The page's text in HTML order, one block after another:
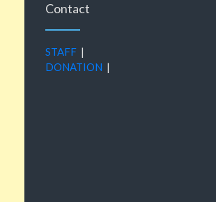
Contact
STAFF |
DONATION |